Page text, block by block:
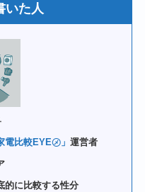
いた人
電比較EYE㋱」運営者
的に比較する性分